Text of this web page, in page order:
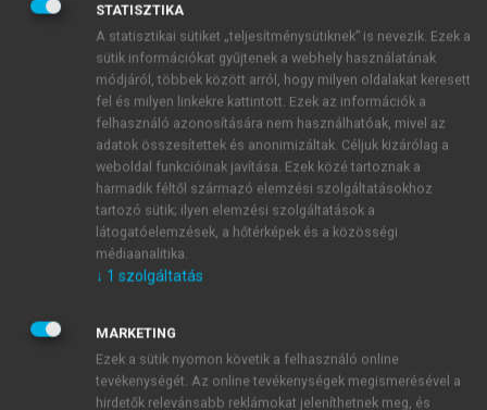
MAGYARORSZÁG LEGRÉGIBB
KIADÓI MŰHELYE ÉS
LEGKORSZERŰBB KIADÓI
MEGOLDÁSA
digitális kiadói megoldása, amely
információkat kereső hazai közönség nélkülözhetetlen
információforrásává vált.
A MeRSZ a tudományos minőség és a hitelesség
STATISZTIKA
A statisztikai sütiket „teljesítménysütiknek” is nevezik. Ezek a
sütik információkat gyűjtenek a webhely használatának
módjáról, többek között arról, hogy milyen oldalakat keresett
fel és milyen linkekre kattintott. Ezek az információk a
felhasználó azonosítására nem használhatóak, mivel az
adatok összesítettek és anonimizáltak. Céljuk kizárólag a
weboldal funkcióinak javítása. Ezek közé tartoznak a
harmadik féltől származó elemzési szolgáltatásokhoz
tartozó sütik; ilyen elemzési szolgáltatások a
látogatóelemzések, a hőtérképek és a közösségi
médiaanalitika.
↓ 1 szolgáltatás
MARKETING
Ezek a sütik nyomon követik a felhasználó online
tevékenységét. Az online tevékenységek megismerésével a
hirdetők relevánsabb reklámokat jeleníthetnek meg, és